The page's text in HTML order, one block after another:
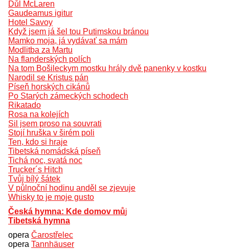
Důl McLaren
Gaudeamus igitur
Hotel Savoy
Když jsem já šel tou Putimskou bránou
Mamko moja, já vydávať sa mám
Modlitba za Martu
Na flanderských polích
Na tom Bošileckym mostku hrály dvě panenky v kostku
Narodil se Kristus pán
Píseň horských cikánů
Po Starých zámeckých schodech
Rikatado
Rosa na kolejích
Sil jsem proso na souvrati
Stojí hruška v širém poli
Ten, kdo si hraje
Tibetská nomádská píseň
Tichá noc, svatá noc
Trucker´s Hitch
Tvůj bílý šátek
V půlnoční hodinu anděl se zjevuje
Whisky to je moje gusto
Česká hymna: Kde domov můj
Tibetská hymna
opera Čarostřelec
opera Tannhäuser